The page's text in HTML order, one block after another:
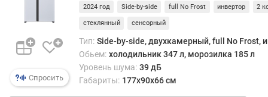
р
а
о
р
Спросить
2024 год Side-by-side full No Frost инвертор 2
стеклянный сенсорный
Тип: Side-by-side, двухкамерный, full No Frost,
Обьем: холодильник 347 л, морозилка 185 л
Уровень шума: 39 дБ
Габариты: 177х90х66 см